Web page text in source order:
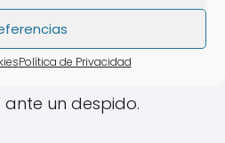
Política de Privacidad
solicitar el paro si ha
Conocer esto es
un despido.